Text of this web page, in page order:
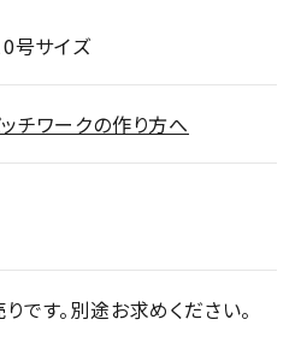
サイズ
チワークの作り方へ
です。別途お求めください。